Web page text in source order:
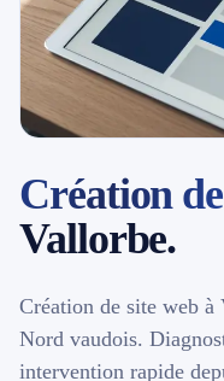
Blog
📱 Réparation
Création
Vallorbe.
Création de site web à
Nord vaudois.
intervention rapide